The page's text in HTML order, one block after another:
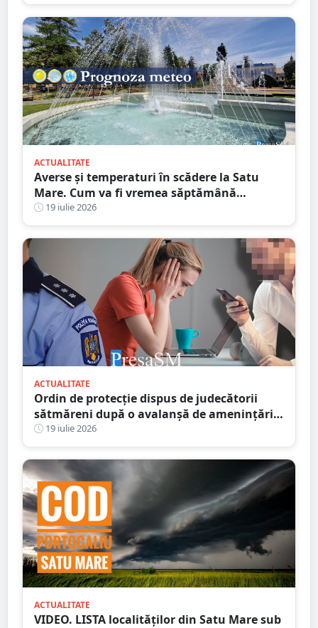
ACTUALITATE
Averse și temperaturi în scădere la Satu
Mare. Cum va fi vremea săptămână
următoare
19 iulie 2026
ACTUALITATE
Ordin de protecție dispus de judecătorii
sătmăreni după o avalanșă de amenințări
online. Răzbunarea unui fiu pe amanta
tatălui infidel
19 iulie 2026
ACTUALITATE
VIDEO. LISTA localităților din Satu Mare sub